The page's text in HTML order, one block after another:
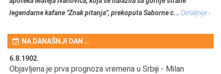
legendarne kafane "Znak pitanja", prekoputa Saborne c... Detaljnije ›
NA DANAŠNJI DAN …
6.8.1902.
Objavljena je prva prognoza vremena u Srbiji - Milan